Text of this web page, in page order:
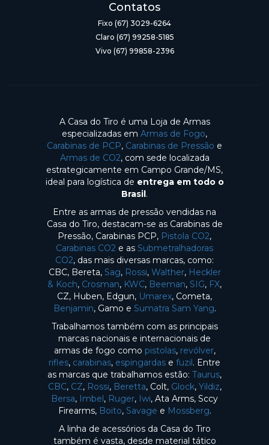
Contatos
Fixo (67) 3029-6264
Claro (67) 99258-5185
Vivo (67) 99858-2396
A Casa do Tiro é uma Loja de Armas
especializadas em Armas de Fogo,
Carabinas de PCP, Carabinas de Pressão e
Armas de CO2, com sede localizada
estrategicamente em Campo Grande/MS,
ideal para logística de entrega em todo o
Brasil.
Entre as armas de pressão vendidas na
Casa do Tiro, destacam-se as Carabinas de
Pressão, Carabinas PCP, Pistola CO2,
Carabinas CO2 e as Submetralhadoras
CO2, das mais diversas marcas, como:
CBC, Bereta, Sag, Rossi, Walther, Heckler
& Koch, Crosman, KWC, Beeman, SIG, FX,
CZ, Huben, Edgun, Umarex, Cometa,
Benjamin, Gamo e Sumatra Sam Yang.
Trabalhamos também com as principais
marcas nacionais e internacionais de
armas de fogo como pistolas, revólver,
rifles, carabinas, espingardas e fuzil. Entre
as marcas que trabalhamos estão: Taurus,
CBC, CZ, Rossi, Beretta, Colt, Glock, Yildiz,
Bersa, Imbel, Ruger, Iwi, Ata Arms, Sccy
Firearms, Boito, Savage e Mossberg.
A linha de acessórios da Casa do Tiro
também é vasta, desde material tático